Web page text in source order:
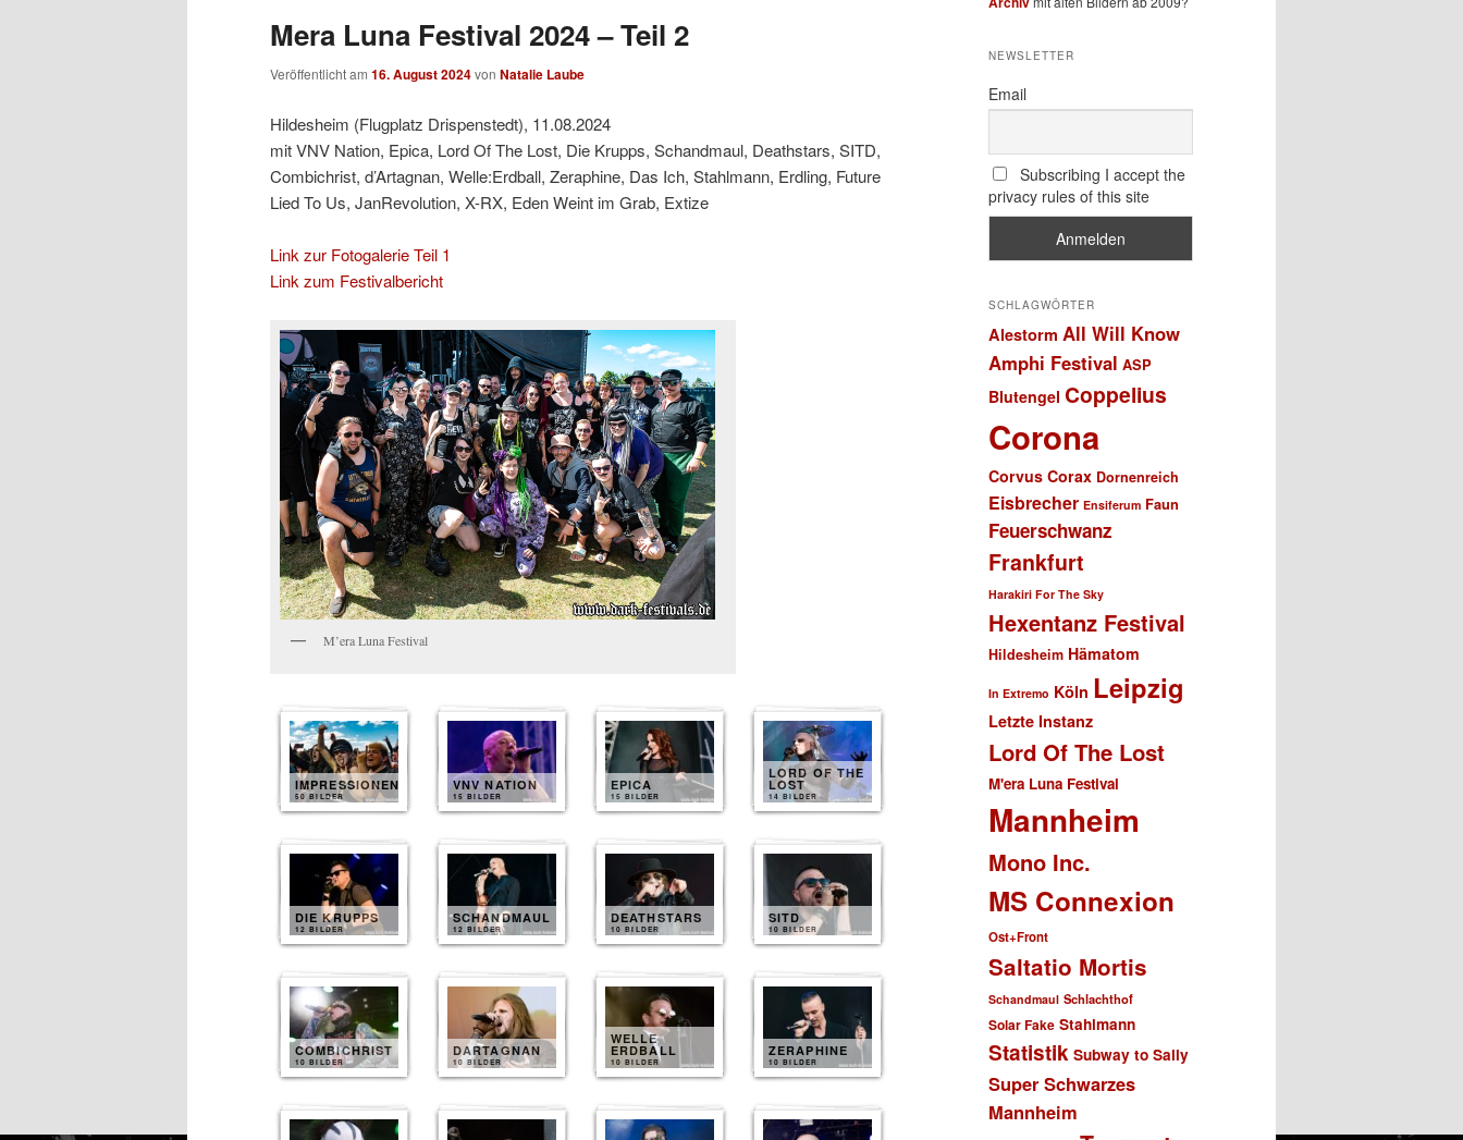
Mera Luna Festival 2024 – Teil 2
Veröffentlicht am 16. August 2024von Natalie Laube
Hildesheim (Flugplatz Drispenstedt), 11.08.2024
mit VNV Nation, Epica, Lord Of The Lost, Die Krupps, Schandmaul, Deathstars, SITD,
Combichrist, d’Artagnan, Welle:Erdball, Zeraphine, Das Ich, Stahlmann, Erdling, Future
Lied To Us, JanRevolution, X-RX, Eden Weint im Grab, Extize
Link zur Fotogalerie Teil 1
Link zum Festivalbericht
M’era Luna Festival
IMPRESSIONEN
50 BILDER
VNV NATION
15 BILDER
EPICA
15 BILDER
LORD OF THE
LOST
14 BILDER
DIE KRUPPS
12 BILDER
SCHANDMAUL
12 BILDER
DEATHSTARS
10 BILDER
SITD
10 BILDER
COMBICHRIST
10 BILDER
DARTAGNAN
10 BILDER
WELLE
ERDBALL
10 BILDER
ZERAPHINE
10 BILDER
NEWSLETTER
Email
Subscribing I accept the
privacy rules of this site
SCHLAGWÖRTER
Alestorm All Will Know
Amphi Festival ASP
Blutengel Coppelius
Corona
Corvus Corax Dornenreich
Eisbrecher Ensiferum Faun
Feuerschwanz
Frankfurt
Harakiri For The Sky
Hexentanz Festival
Hildesheim Hämatom
In Extremo Köln Leipzig
Letzte Instanz
Lord Of The Lost
M'era Luna Festival
Mannheim
Mono Inc.
MS Connexion
Ost+Front
Saltatio Mortis
Schandmaul Schlachthof
Solar Fake Stahlmann
Statistik Subway to Sally
Super Schwarzes
Mannheim